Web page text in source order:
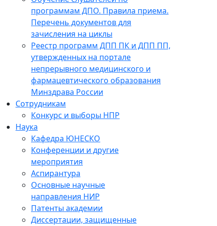
программам ДПО. Правила приема.
Перечень документов для
зачисления на циклы
Реестр программ ДПП ПК и ДПП ПП,
утвержденных на портале
непрерывного медицинского и
фармацевтического образования
Минздрава России
Сотрудникам
Конкурс и выборы НПР
Наука
Кафедра ЮНЕСКО
Конференции и другие
мероприятия
Аспирантура
Основные научные
направления НИР
Патенты академии
Диссертации, защищенные